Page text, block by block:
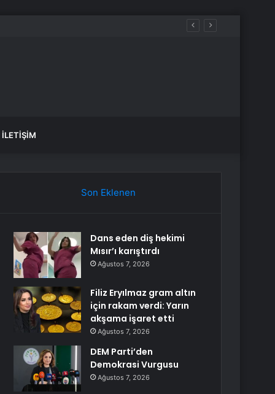
İLETIŞIM
Son Eklenen
Dans eden diş hekimi
Mısır’ı karıştırdı
Ağustos 7, 2026
Filiz Eryılmaz gram altın
için rakam verdi: Yarın
akşama işaret etti
Ağustos 7, 2026
DEM Parti’den
Demokrasi Vurgusu
Ağustos 7, 2026